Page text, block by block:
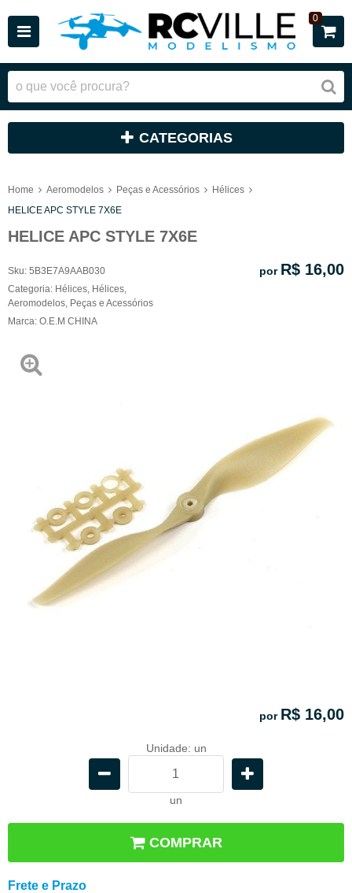
0
CATEGORIAS
Home Aeromodelos Peças e Acessórios
Hélices
HELICE APC STYLE 7X6E
HELICE APC STYLE 7X6E
Sku: 5B3E7A9AAB030
Categoria: Hélices Hélices
Aeromodelos Peças e Acessórios
Marca: O.E.M CHINA
por R$ 16,00
por R$ 16,00
Unidade: un
un
COMPRAR
Frete e Prazo